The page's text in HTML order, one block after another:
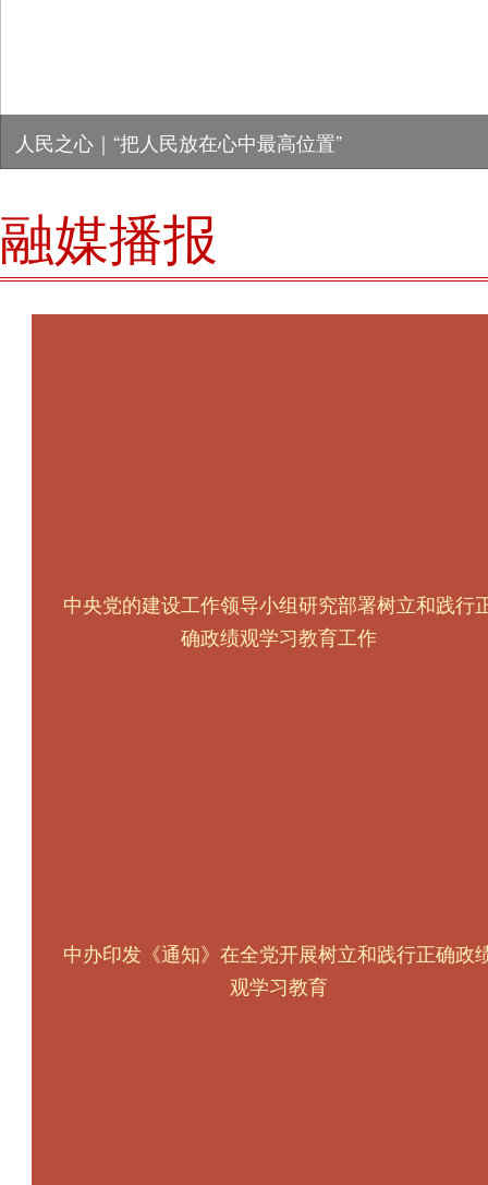
人民之心｜“把人民放在心中最高位置”
融媒播报
中央党的建设工作领导小组研究部署树立和践行
确政绩观学习教育工作
中办印发《通知》在全党开展树立和践行正确政
观学习教育